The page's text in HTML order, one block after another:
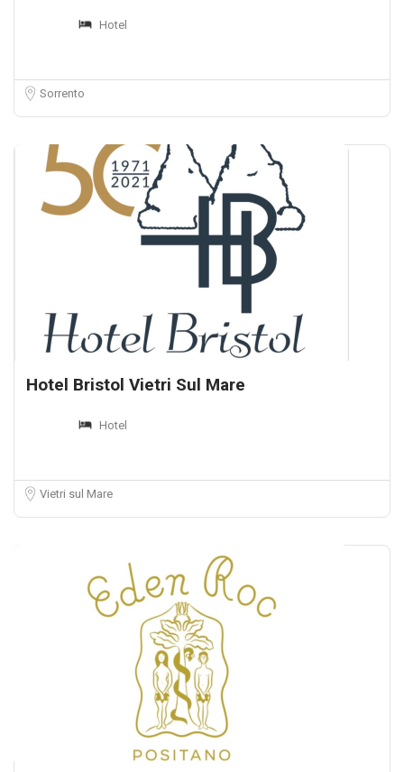
Hotel
Sorrento
Hotel Bristol Vietri Sul Mare
Hotel
Vietri sul Mare